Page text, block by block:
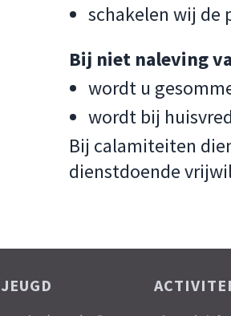
schakelen wij de
Bij niet naleving
wordt u
wordt bij
Bij calamiteiten
dienstdoende
JEUGD